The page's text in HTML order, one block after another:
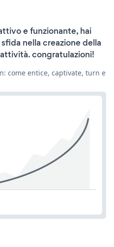
e funzionante, hai
nella creazione della
congratulazioni!
come entice, captivate, turn e